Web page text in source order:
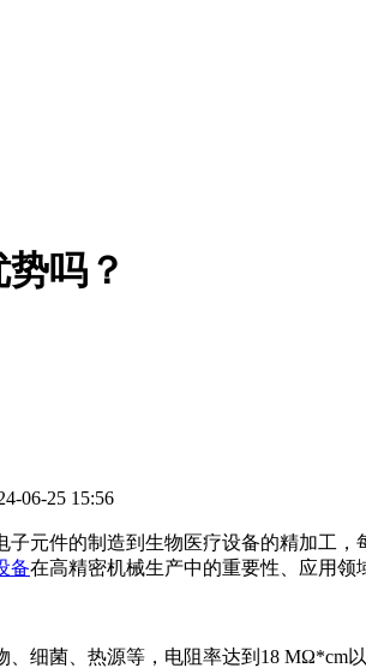
吗？
06-25 15:56
元件的制造到生物医疗设备的精加工
备在高精密机械生产中的重要性、应用领
菌、热源等，电阻率达到18 MΩ*cm